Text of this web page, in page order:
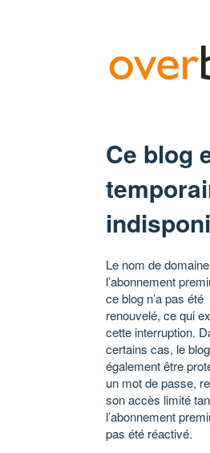
Ce blog
Le nom de
l’abonnement
ce blog n’a pas été
renouvelé, ce qui
cette interruption.
certains cas, le
également être
un mot de passe,
son accès limité
l’abonnement
pas été réactivé.